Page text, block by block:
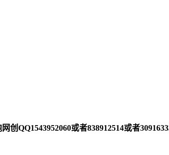
QQ1543952060或者838912514或者